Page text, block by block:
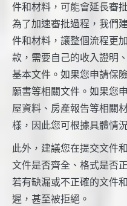
件和材料，可能會延長審
為了加速審批過程，我們
件和材料，讓整個流程更
款，需要自己的收入證明
基本文件。如果您申請保
願書等相關文件。如果您
屋資料、房產報告等相關
樣，因此您可根據具體情
此外，建議您在提交文件
文件是否齊全、格式是否
若有缺漏或不正確的文件
遲，甚至被拒絕。